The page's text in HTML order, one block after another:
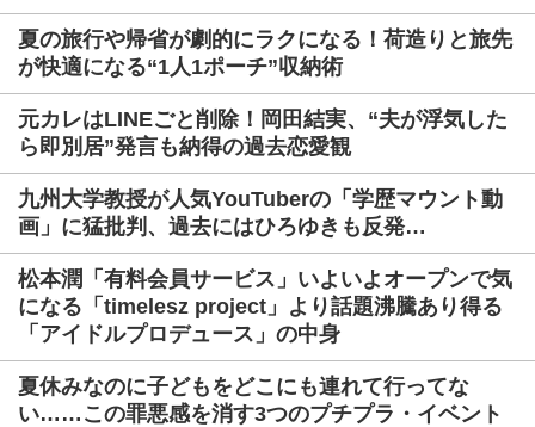
夏の旅行や帰省が劇的にラクになる！荷造りと旅先
が快適になる“1人1ポーチ”収納術
元カレはLINEごと削除！岡田結実、“夫が浮気した
ら即別居”発言も納得の過去恋愛観
九州大学教授が人気YouTuberの「学歴マウント動
画」に猛批判、過去にはひろゆきも反発…
松本潤「有料会員サービス」いよいよオープンで気
になる「timelesz project」より話題沸騰あり得る
「アイドルプロデュース」の中身
夏休みなのに子どもをどこにも連れて行ってな
い……この罪悪感を消す3つのプチプラ・イベント